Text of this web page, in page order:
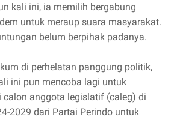
kali ini, ia memilih bergabung
untuk meraup suara masyarakat.
belum berpihak padanya.
di perhelatan panggung politik,
ini pun mencoba lagi untuk
calon anggota legislatif (caleg) di
2029 dari Partai Perindo untuk